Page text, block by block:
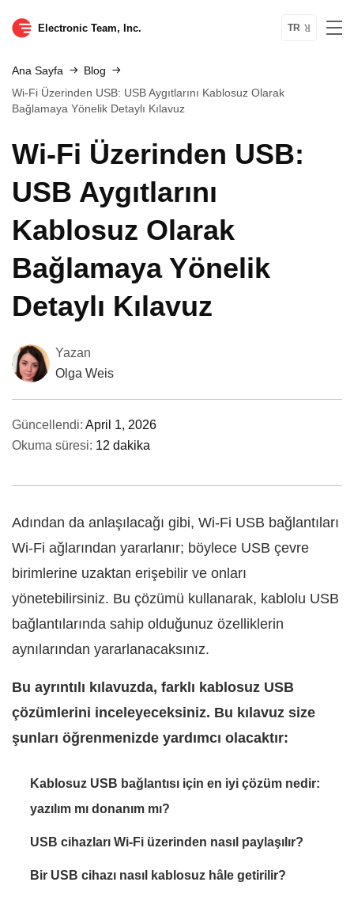
Electronic Team, Inc. TR
Ana Sayfa
Blog
Wi-Fi Üzerinden USB: USB Aygıtlarını Kablosuz Olarak
Bağlamaya Yönelik Detaylı Kılavuz
Wi-Fi Üzerinden USB:
USB Aygıtlarını
Kablosuz Olarak
Bağlamaya Yönelik
Detaylı Kılavuz
Yazan
Olga Weis
Güncellendi: April 1, 2026
Okuma süresi: 12 dakika
Adından da anlaşılacağı gibi, Wi‑Fi USB bağlantıları
Wi‑Fi ağlarından yararlanır; böylece USB çevre
birimlerine uzaktan erişebilir ve onları
yönetebilirsiniz. Bu çözümü kullanarak, kablolu USB
bağlantılarında sahip olduğunuz özelliklerin
aynılarından yararlanacaksınız.
Bu ayrıntılı kılavuzda, farklı kablosuz USB
çözümlerini inceleyeceksiniz. Bu kılavuz size
şunları öğrenmenizde yardımcı olacaktır:
Kablosuz USB bağlantısı için en iyi çözüm nedir:
yazılım mı donanım mı?
USB cihazları Wi‑Fi üzerinden nasıl paylaşılır?
Bir USB cihazı nasıl kablosuz hâle getirilir?